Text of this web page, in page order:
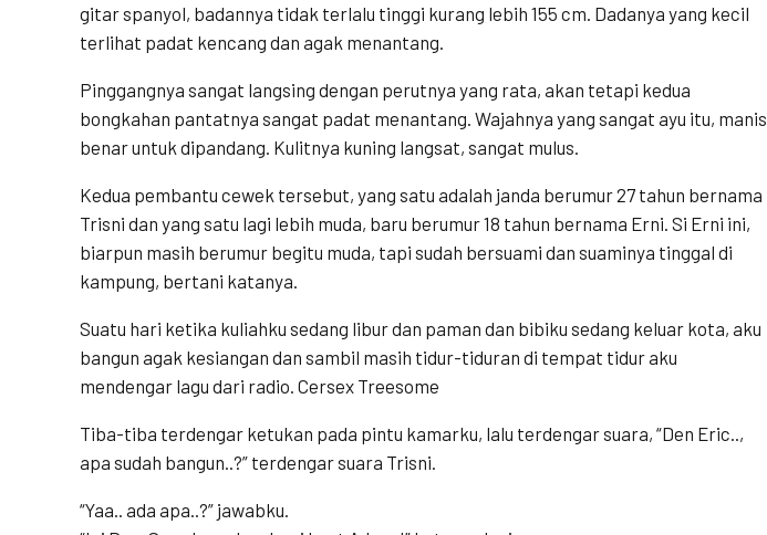
gitar spanyol, badannya tidak terlalu tinggi kurang lebih 155 cm. Dadanya yang kecil
terlihat padat kencang dan agak menantang.
Pinggangnya sangat langsing dengan perutnya yang rata, akan tetapi kedua
bongkahan pantatnya sangat padat menantang. Wajahnya yang sangat ayu itu, manis
benar untuk dipandang. Kulitnya kuning langsat, sangat mulus.
Kedua pembantu cewek tersebut, yang satu adalah janda berumur 27 tahun bernama
Trisni dan yang satu lagi lebih muda, baru berumur 18 tahun bernama Erni. Si Erni ini,
biarpun masih berumur begitu muda, tapi sudah bersuami dan suaminya tinggal di
kampung, bertani katanya.
Suatu hari ketika kuliahku sedang libur dan paman dan bibiku sedang keluar kota, aku
bangun agak kesiangan dan sambil masih tidur-tiduran di tempat tidur aku
mendengar lagu dari radio. Cersex Treesome
Tiba-tiba terdengar ketukan pada pintu kamarku, lalu terdengar suara, “Den Eric..,
apa sudah bangun..?” terdengar suara Trisni.
“Yaa.. ada apa..?” jawabku.